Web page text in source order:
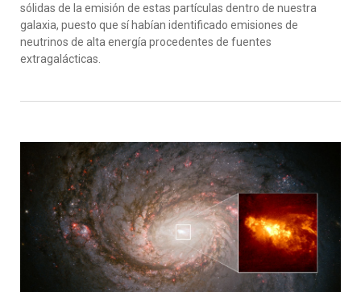
sólidas de la emisión de estas partículas dentro de nuestra
galaxia, puesto que sí habían identificado emisiones de
neutrinos de alta energía procedentes de fuentes
extragalácticas.